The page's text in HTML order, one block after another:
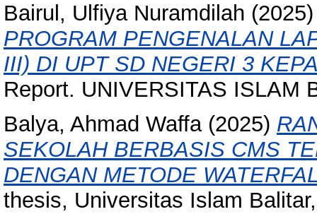
Bairul, Ulfiya Nuramdilah
PROGRAM PENGENALAN
III) DI UPT SD NEGERI 3
Report. UNIVERSITAS ISLAM
Balya, Ahmad Waffa(2025)
SEKOLAH BERBASIS CMS
DENGAN METODE
thesis, Universitas Islam